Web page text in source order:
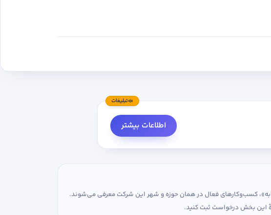
تبلیغات
اطلاعات بیشتر
کسب‌وکارهای فعال در همان حوزه و شهر این شرکت معرفی می‌شوند.
این بخش درخواست ثبت کنید.